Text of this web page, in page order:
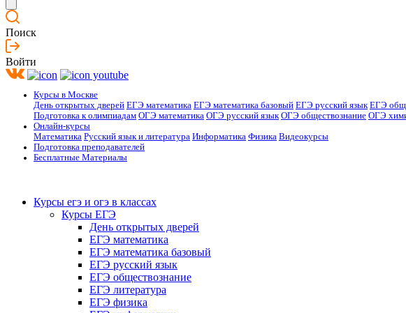
Поиск
Войти
Курсы в Москве
День открытых дверей ЕГЭ математика ЕГЭ математика базовый ЕГЭ русский язык ЕГЭ
Подготовка к олимпиадам ОГЭ математика ОГЭ русский язык ОГЭ обществознание ОГЭ
Онлайн-курсы
Математика Русский язык и литература Информатика Физика Видеокурсы
Подготовка преподавателей
Бесплатные Материалы
Курсы егэ и огэ в классах
Курсы ЕГЭ
День открытых дверей
ЕГЭ математика
ЕГЭ математика базовый
ЕГЭ русский язык
ЕГЭ обществознание
ЕГЭ литература
ЕГЭ физика